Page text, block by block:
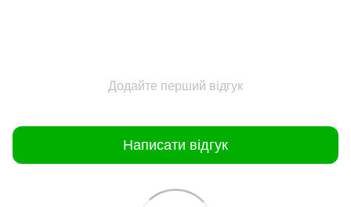
Додайте перший відгук
Написати відгук